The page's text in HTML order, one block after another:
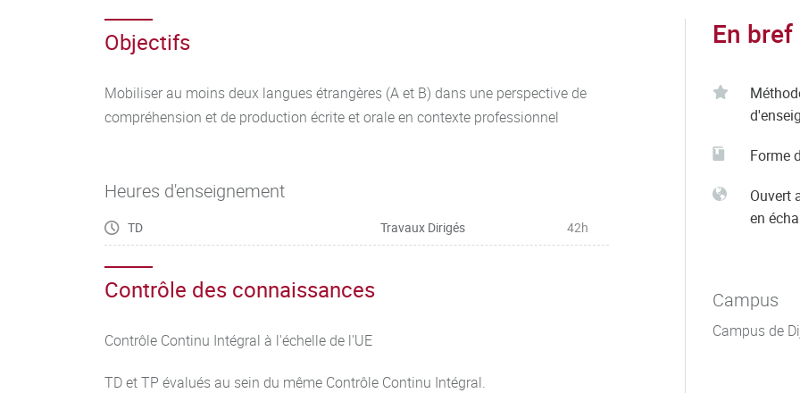
Objectifs
Mobiliser au moins deux langues étrangères (A et B) dans une perspective de
compréhension et de production écrite et orale en contexte professionnel
Heures d'enseignement
TD Travaux Dirigés 42h
Contrôle des connaissances
Contrôle Continu Intégral à l'échelle de l'UE
TD et TP évalués au sein du même Contrôle Continu Intégral.
En bref
Forme
Ouvert
en
Campus
Campus de